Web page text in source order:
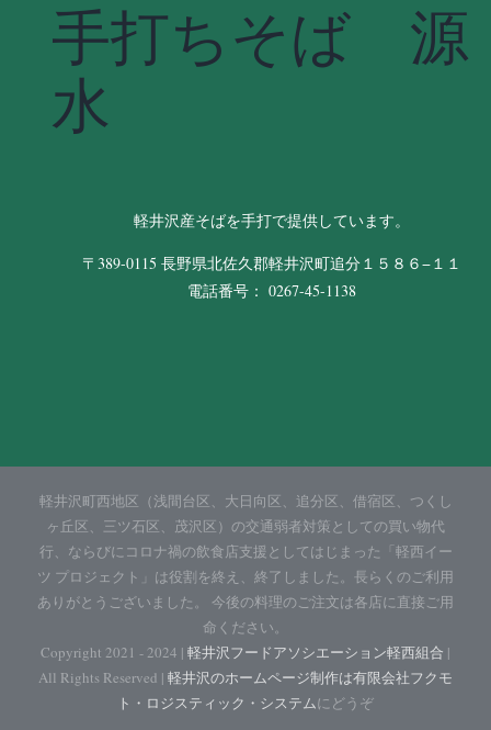
手打ちそば 源
水
軽井沢産そばを手打で提供しています。
〒389-0115 長野県北佐久郡軽井沢町追分１５８６−１１
電話番号： 0267-45-1138
軽井沢町西地区（浅間台区、大日向区、追分区、借宿区、つくし
ヶ丘区、三ツ石区、茂沢区）の交通弱者対策としての買い物代
行、ならびにコロナ禍の飲食店支援としてはじまった「軽西イー
ツ プロジェクト」は役割を終え、終了しました。長らくのご利用
ありがとうございました。 今後の料理のご注文は各店に直接ご用
命ください。
Copyright 2021 - 2024 | 軽井沢フードアソシエーション軽西組合 |
All Rights Reserved | 軽井沢のホームページ制作は有限会社フクモ
ト・ロジスティック・システムにどうぞ